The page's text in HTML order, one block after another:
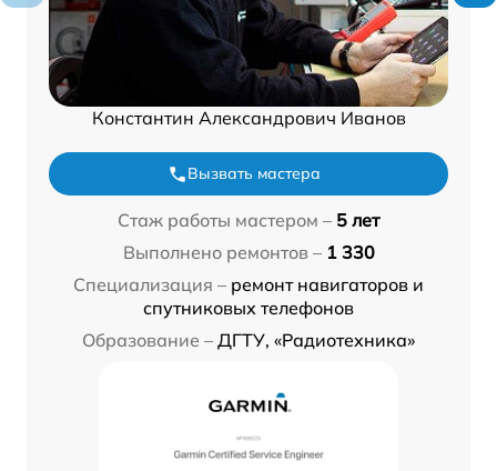
Константин Александрович Иванов
Вызвать мастера
Стаж работы мастером – 5 лет
Выполнено ремонтов – 1 330
Специализация – ремонт навигаторов и
спутниковых телефонов
Образование – ДГТУ, «Радиотехника»